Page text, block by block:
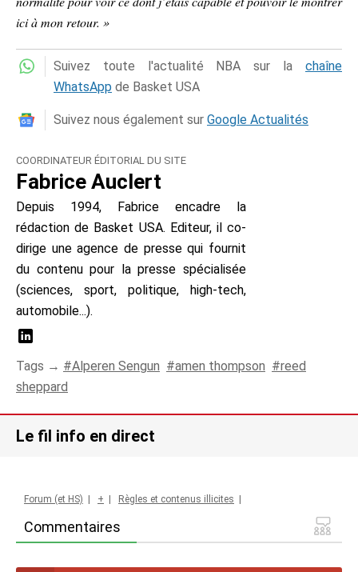
ici à mon retour. »
Suivez toute l'actualité NBA sur la chaîne
WhatsApp de Basket USA
Suivez nous également sur Google Actualités
COORDINATEUR ÉDITORIAL DU SITE
Fabrice Auclert
Depuis 1994, Fabrice encadre la
rédaction de Basket USA. Editeur, il co-
dirige une agence de presse qui fournit
du contenu pour la presse spécialisée
(sciences, sport, politique, high-tech,
automobile...).
Tags → Alperen Sengun amen thompson
reed
sheppard
Le fil info en direct
Commentaires
Forum (et HS) | + | Règles et contenus illicites |